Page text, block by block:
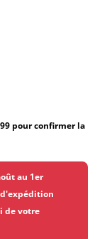
pour confirmer la
au 1er
de votre